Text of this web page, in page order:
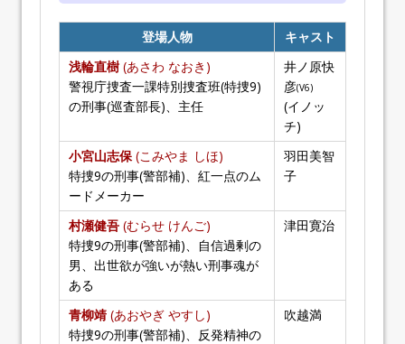
登場人物
キャスト
浅輪直樹 (あさわ なおき)
警視庁捜査一課特別捜査班(特捜9)
の刑事(巡査部長)、主任
井ノ原快
彦(V6)
(イノッ
チ)
小宮山志保 (こみやま しほ)
特捜9の刑事(警部補)、紅一点のム
ードメーカー
羽田美智
子
村瀬健吾 (むらせ けんご)
特捜9の刑事(警部補)、自信過剰の
男、出世欲が強いが熱い刑事魂が
ある
津田寛治
青柳靖 (あおやぎ やすし)
特捜9の刑事(警部補)、反発精神の
吹越満